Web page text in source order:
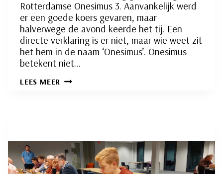
Rotterdamse Onesimus 3. Aanvankelijk werd
er een goede koers gevaren, maar
halverwege de avond keerde het tij. Een
directe verklaring is er niet, maar wie weet zit
het hem in de naam ‘Onesimus’. Onesimus
betekent niet…
LEES MEER SLIEDRECHT